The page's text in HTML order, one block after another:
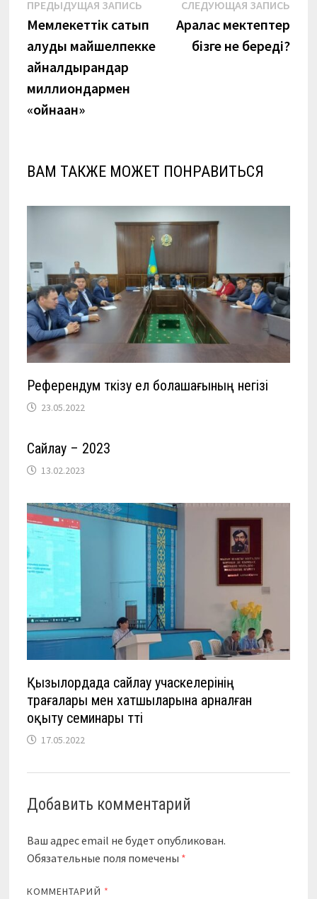
Навигация
по
записям
ПРЕДЫДУЩАЯ ЗАПИСЬПредыдущая
запись:
Мемлекеттік сатып
алуды майшелпекке
айналдырғандар
миллиондармен
«ойнаған»
СЛЕДУЮЩАЯ ЗАПИСЬ
Аралас мектептер
бізге не береді?
ВАМ ТАКЖЕ МОЖЕТ ПОНРАВИТЬСЯ
Референдум өткізу ел болашағының негізі
23.05.2022
Сайлау – 2023
13.02.2023
Қызылордада сайлау учаскелерінің
төрағалары мен хатшыларына арналған
оқыту семинары өтті
17.05.2022
Добавить комментарий
Ваш адрес email не будет опубликован.
Обязательные поля помечены *
КОММЕНТАРИЙ *